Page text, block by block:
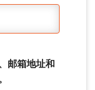
邮箱地址和